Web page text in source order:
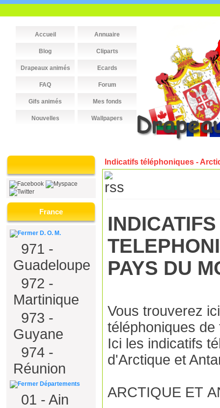
Accueil Annuaire
Blog Cliparts
Drapeaux animés Ecards
FAQ Forum
Gifs animés Mes fonds
Nouvelles Wallpapers
France
D. O. M.
971 -
Guadeloupe
972 -
Martinique
973 -
Guyane
974 -
Réunion
Départements
01 - Ain
Indicatifs téléphoniques -
INDICATIFS
PAYS DU
Vous trouverez
téléphoniques
Ici les indicatifs
d'Arctique et
ARCTIQUE ET